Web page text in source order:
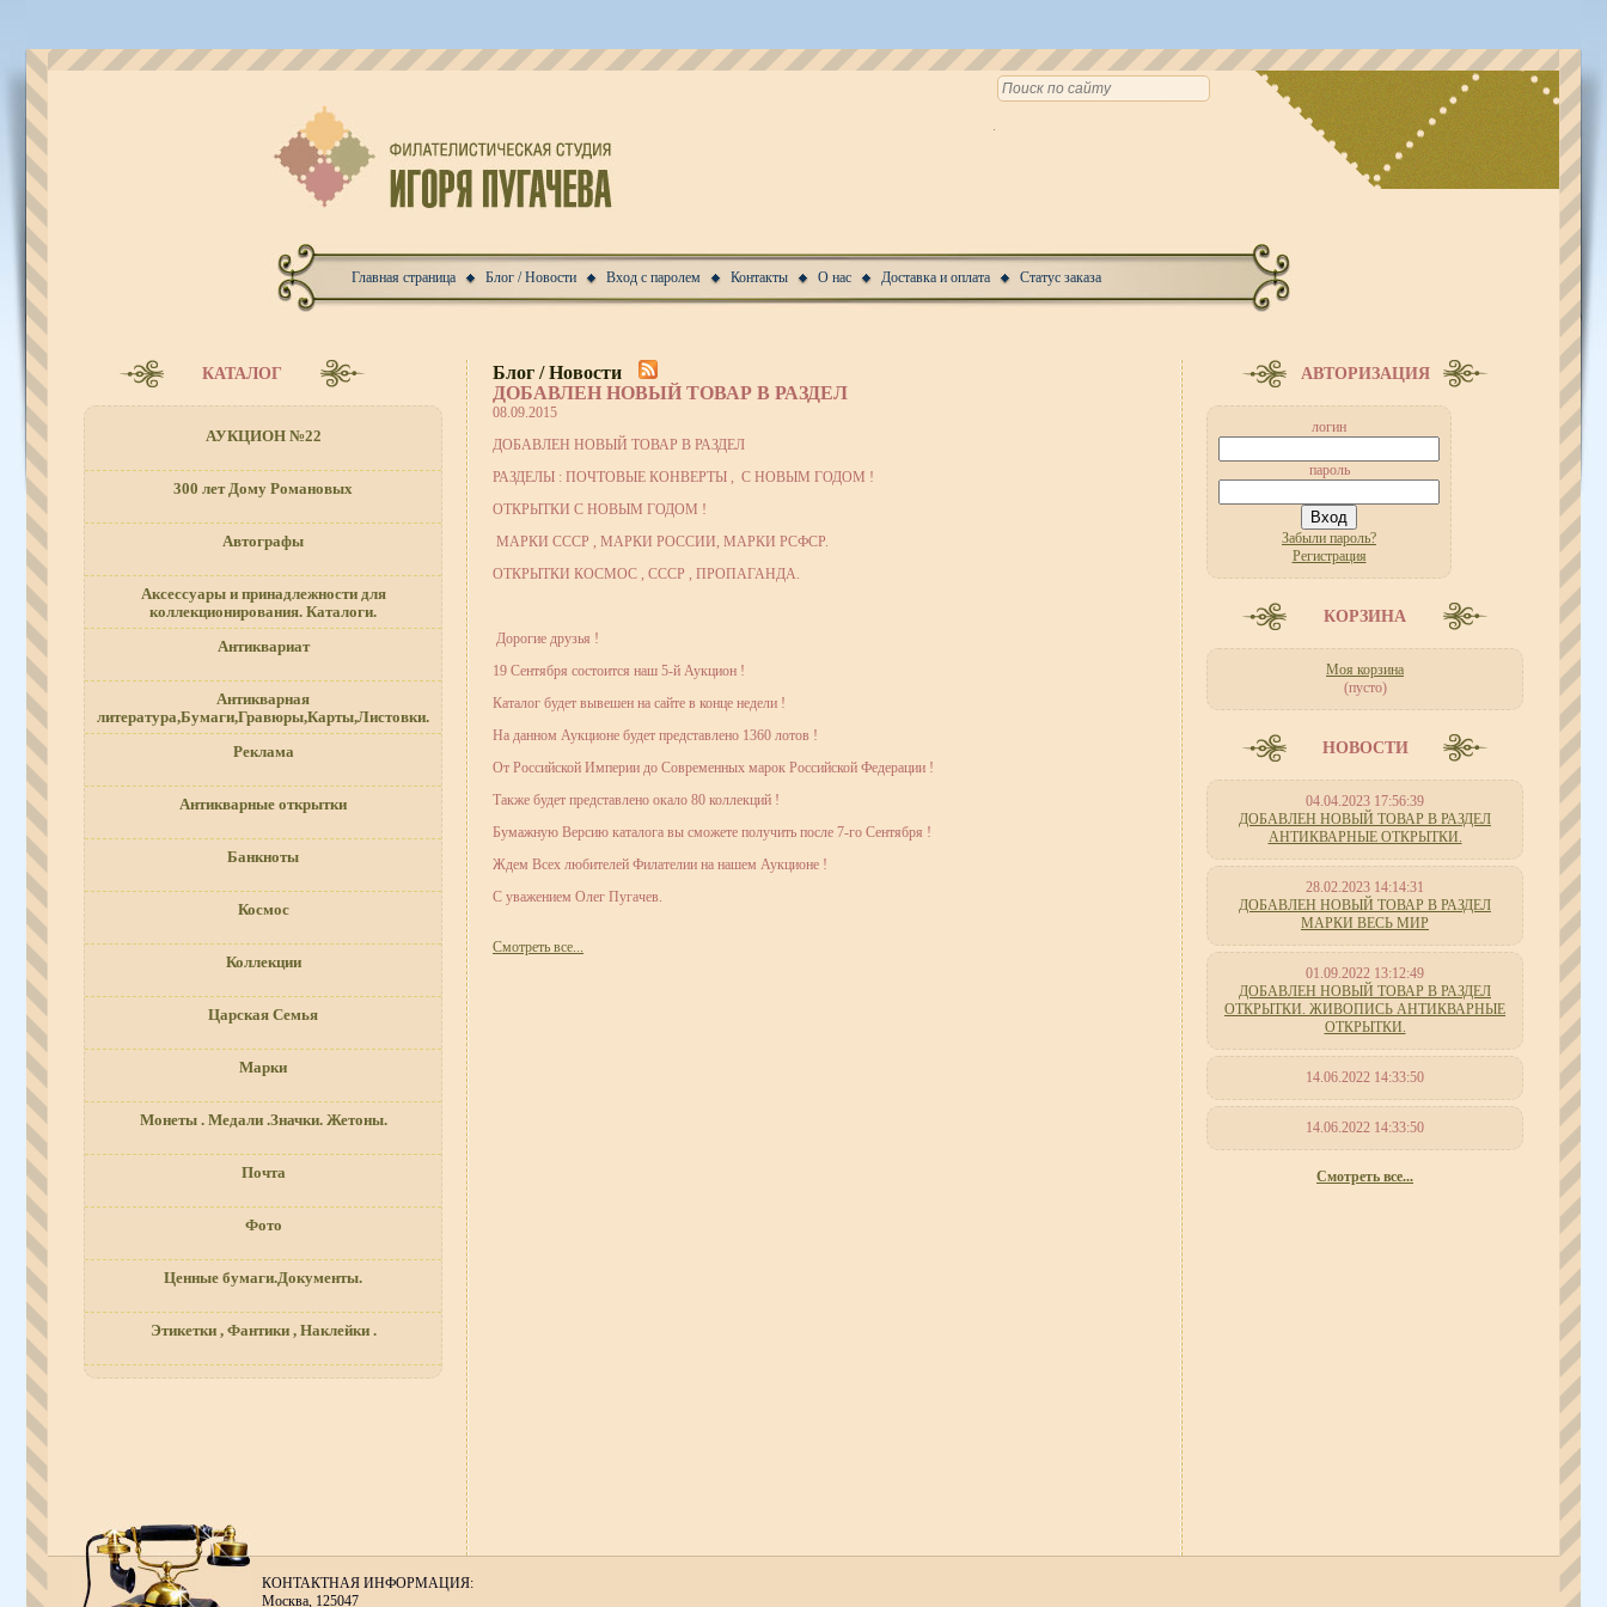
Главная страница Блог / Новости Вход с паролем Контакты О нас Доставка и оплата Статус заказа
КАТАЛОГ
АУКЦИОН №22
300 лет Дому Романовых
Автографы
Аксессуары и принадлежности для
коллекционирования. Каталоги.
Антиквариат
Антикварная
литература,Бумаги,Гравюры,Карты,Листовки.
Реклама
Антикварные открытки
Банкноты
Космос
Коллекции
Царская Семья
Марки
Монеты . Медали .Значки. Жетоны.
Почта
Фото
Ценные бумаги.Документы.
Этикетки , Фантики , Наклейки .
Блог / Новости
ДОБАВЛЕН НОВЫЙ ТОВАР В РАЗДЕЛ
08.09.2015
ДОБАВЛЕН НОВЫЙ ТОВАР В РАЗДЕЛ
РАЗДЕЛЫ : ПОЧТОВЫЕ КОНВЕРТЫ , С НОВЫМ ГОДОМ !
ОТКРЫТКИ С НОВЫМ ГОДОМ !
МАРКИ СССР , МАРКИ РОССИИ, МАРКИ РСФСР.
ОТКРЫТКИ КОСМОС , СССР , ПРОПАГАНДА.
Дорогие друзья !
19 Сентября состоится наш 5-й Аукцион !
Каталог будет вывешен на сайте в конце недели !
На данном Аукционе будет представлено 1360 лотов !
От Российской Империи до Современных марок Российской Федерации !
Также будет представлено окало 80 коллекций !
Бумажную Версию каталога вы сможете получить после 7-го Сентября !
Ждем Всех любителей Филателии на нашем Аукционе !
С уважением Олег Пугачев.
Смотреть все...
АВТОРИЗАЦИЯ
логин
пароль
Забыли пароль?
Регистрация
КОРЗИНА
Моя корзина
(пусто)
НОВОСТИ
04.04.2023 17:56:39
ДОБАВЛЕН НОВЫЙ ТОВАР В РАЗДЕЛ
АНТИКВАРНЫЕ ОТКРЫТКИ.
28.02.2023 14:14:31
ДОБАВЛЕН НОВЫЙ ТОВАР В РАЗДЕЛ
МАРКИ ВЕСЬ МИР
01.09.2022 13:12:49
ДОБАВЛЕН НОВЫЙ ТОВАР В РАЗДЕЛ
ОТКРЫТКИ. ЖИВОПИСЬ АНТИКВАРНЫЕ
ОТКРЫТКИ.
14.06.2022 14:33:50
14.06.2022 14:33:50
Смотреть все...
КОНТАКТНАЯ ИНФОРМАЦИЯ:
Москва, 125047